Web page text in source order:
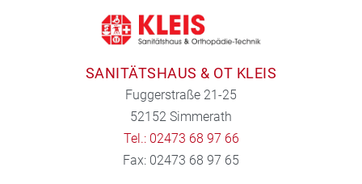
SANITÄTSHAUS & OT KLEIS
Fuggerstraße 21-25
52152 Simmerath
Tel.: 02473 68 97 66
Fax: 02473 68 97 65